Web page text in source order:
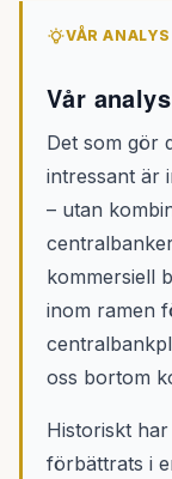
VÅR ANALYS
Vår analys
Det som gör
intressant är
– utan
kommersiell
inom ramen
oss bortom
Historiskt
förbättrats i